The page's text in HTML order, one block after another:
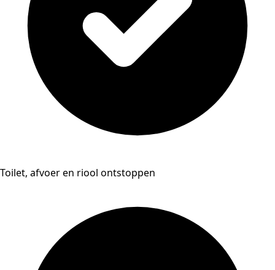
Toilet, afvoer en riool ontstoppen